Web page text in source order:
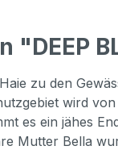
zu den
wird
es ein jähes
Mutter Bella